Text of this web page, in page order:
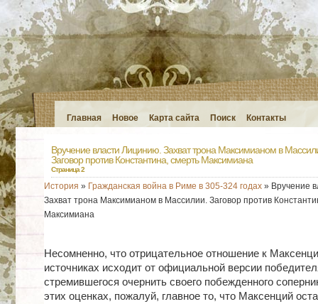
Главная Новое Карта сайта Поиск Контакты
Вручение власти Лицинию. Захват трона Максимианом в
Заговор против Константина, смерть Максимиана
Страница 2
История » Гражданская война в Риме в 305-324 годах» Вручение
Захват трона Максимианом в Массилии. Заговор против
Максимиана
Несомненно, что отрицательное отношение к
источниках исходит от официальной версии
стремившегося очернить своего побежденного
этих оценках, пожалуй, главное то, что Максенций